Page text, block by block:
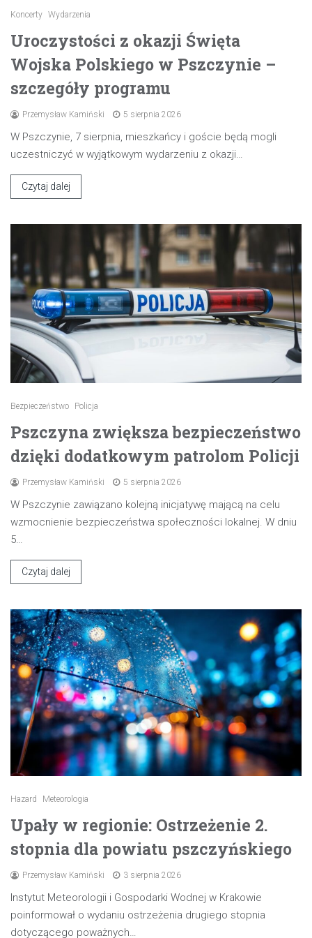
Koncerty Wydarzenia
Uroczystości z okazji Święta
Wojska Polskiego w Pszczynie –
szczegóły programu
Przemysław Kamiński 5 sierpnia 2026
W Pszczynie, 7 sierpnia, mieszkańcy i goście będą mogli
uczestniczyć w wyjątkowym wydarzeniu z okazji…
Czytaj dalej
Bezpieczeństwo Policja
Pszczyna zwiększa bezpieczeństwo
dzięki dodatkowym patrolom Policji
Przemysław Kamiński 5 sierpnia 2026
W Pszczynie zawiązano kolejną inicjatywę mającą na celu
wzmocnienie bezpieczeństwa społeczności lokalnej. W dniu
5…
Czytaj dalej
Hazard Meteorologia
Upały w regionie: Ostrzeżenie 2.
stopnia dla powiatu pszczyńskiego
Przemysław Kamiński 3 sierpnia 2026
Instytut Meteorologii i Gospodarki Wodnej w Krakowie
poinformował o wydaniu ostrzeżenia drugiego stopnia
dotyczącego poważnych…